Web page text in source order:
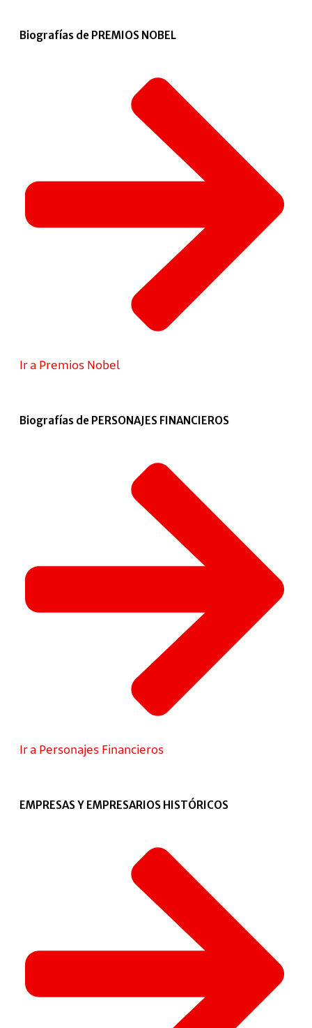
Biografías de PREMIOS NOBEL
Ir a Premios Nobel
Biografías de PERSONAJES FINANCIEROS
Ir a Personajes Financieros
EMPRESAS Y EMPRESARIOS HISTÓRICOS